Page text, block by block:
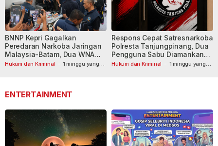
Hukum dan Kriminal - 1 minggu yang
BNNP Kepri Gagalkan
Peredaran Narkoba Jaringan
Malaysia-Batam, Dua WNA
Masih Diburu
Hukum dan Kriminal - 1 minggu yang
Respons Cepat Satresnarkoba
Polresta Tanjungpinang, Dua
Pengguna Sabu Diamankan
Usai Dilaporkan ke Call Center
ENTERTAINMENT